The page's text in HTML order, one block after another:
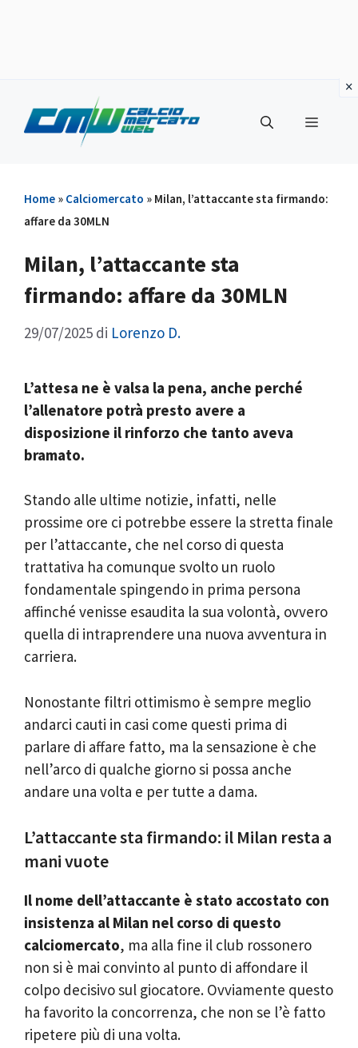
contenuto
Menu
Home » Calciomercato » Milan, l’attaccante sta firmando:
affare da 30MLN
Milan, l’attaccante sta
firmando: affare da 30MLN
29/07/2025 di Lorenzo D.
L’attesa ne è valsa la pena, anche perché
l’allenatore potrà presto avere a
disposizione il rinforzo che tanto aveva
bramato.
Stando alle ultime notizie, infatti, nelle
prossime ore ci potrebbe essere la stretta finale
per l’attaccante, che nel corso di questa
trattativa ha comunque svolto un ruolo
fondamentale spingendo in prima persona
affinché venisse esaudita la sua volontà, ovvero
quella di intraprendere una nuova avventura in
carriera.
Nonostante filtri ottimismo è sempre meglio
andarci cauti in casi come questi prima di
parlare di affare fatto, ma la sensazione è che
nell’arco di qualche giorno si possa anche
andare una volta e per tutte a dama.
L’attaccante sta firmando: il Milan resta a
mani vuote
Il nome dell’attaccante è stato accostato con
insistenza al Milan nel corso di questo
calciomercato, ma alla fine il club rossonero
non si è mai convinto al punto di affondare il
colpo decisivo sul giocatore. Ovviamente questo
ha favorito la concorrenza, che non se l’è fatto
ripetere più di una volta.